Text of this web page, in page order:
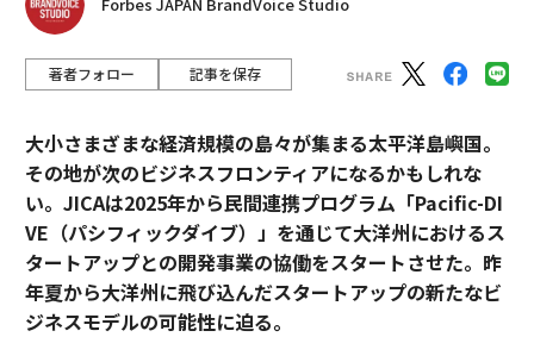
著者フォロー 記事を保存
大小さまざまな経済規模の島々が集まる太平洋島嶼国。
その地が次のビジネスフロンティアになるかもしれな
い。JICAは2025年から民間連携プログラム「Pacific-DI
VE（パシフィックダイブ）」を通じて大洋州におけるス
タートアップとの開発事業の協働をスタートさせた。昨
年夏から大洋州に飛び込んだスタートアップの新たなビ
ジネスモデルの可能性に迫る。